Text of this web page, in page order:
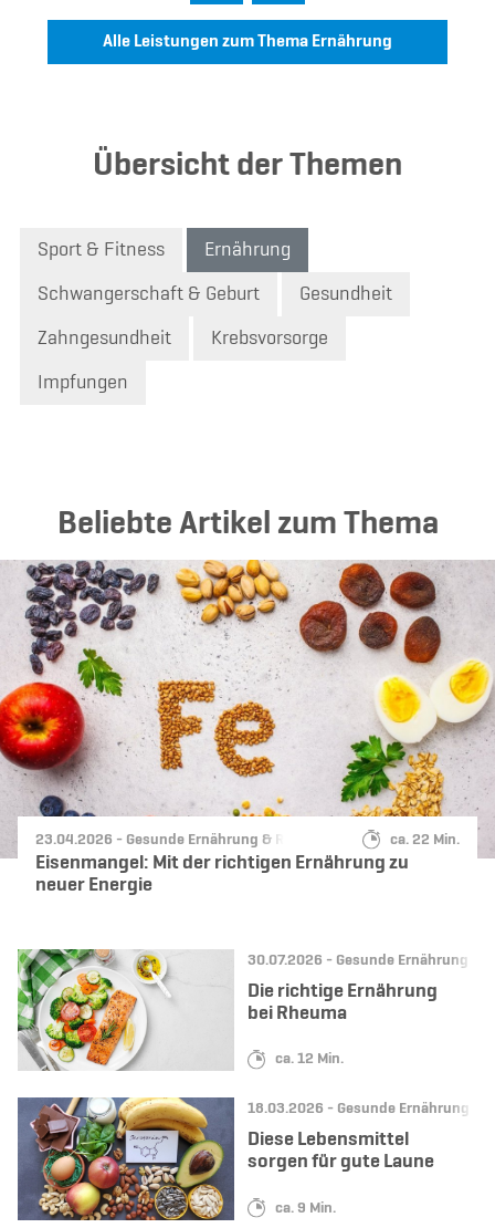
Alle Leistungen zum Thema Ernährung
Übersicht der Themen
Sport & Fitness Ernährung
Schwangerschaft & Geburt Gesundheit
Zahngesundheit Krebsvorsorge
Impfungen
Beliebte Artikel zum Thema
Datum:
23.04.2026 - Kategorie:
Gesunde Ernährung & Rezepte Lesedauer:
ca. 22 Min.
Eisenmangel: Mit der richtigen Ernährung zu
neuer Energie
Datum:
30.07.2026 - Kategorie:
Gesunde Ernährung &
Lesedauer:
ca. 12 Min.
Die richtige Ernährung
bei Rheuma
Datum:
18.03.2026 - Kategorie:
Gesunde Ernährung &
Lesedauer:
ca. 9 Min.
Diese Lebensmittel
sorgen für gute Laune